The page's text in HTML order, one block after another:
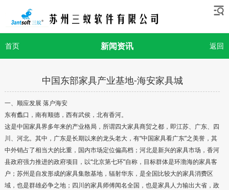
首页 返回
新闻资讯
中国东部家具产业基地-海安家具城
一、顺应发展 落户海安
东有蠡口，南有顺德，西有武侯，北有香河。
这是中国家具界多年来的产业格局，所谓四大家具商贸之都，即江苏、广东、四
川、河北。其中，广东是长期以来的龙头老大，有“中国家具看广东”之美誉，其
中外销占了相当大的比重，国内市场定位偏高档；河北是新兴的家具市场，香河
县政府强力推进的政府项目，以“北京第七环”自称，目标群体是环渤海的家具客
户；苏州是自发形成的家具集散基地，辐射华东，是全国比较大的家具消费区
域，也是群雄必争之地；四川的家具师傅闻名全国，也是家具人力输出大省，政